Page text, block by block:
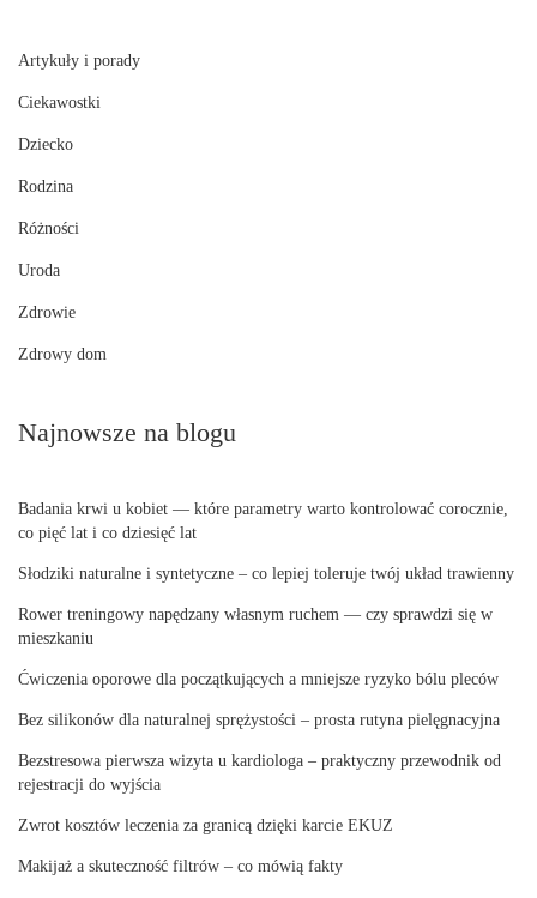
Artykuły i porady
Ciekawostki
Dziecko
Rodzina
Różności
Uroda
Zdrowie
Zdrowy dom
Najnowsze na blogu
Badania krwi u kobiet — które parametry warto kontrolować corocznie,
co pięć lat i co dziesięć lat
Słodziki naturalne i syntetyczne – co lepiej toleruje twój układ trawienny
Rower treningowy napędzany własnym ruchem — czy sprawdzi się w
mieszkaniu
Ćwiczenia oporowe dla początkujących a mniejsze ryzyko bólu pleców
Bez silikonów dla naturalnej sprężystości – prosta rutyna pielęgnacyjna
Bezstresowa pierwsza wizyta u kardiologa – praktyczny przewodnik od
rejestracji do wyjścia
Zwrot kosztów leczenia za granicą dzięki karcie EKUZ
Makijaż a skuteczność filtrów – co mówią fakty